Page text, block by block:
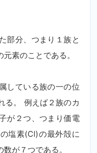
部分、つまり１族と
素のことである。
している族の一の位
る。 例えば２族のカ
が２つ、つまり価電
塩素(Cl)の最外殻に
が７つである。